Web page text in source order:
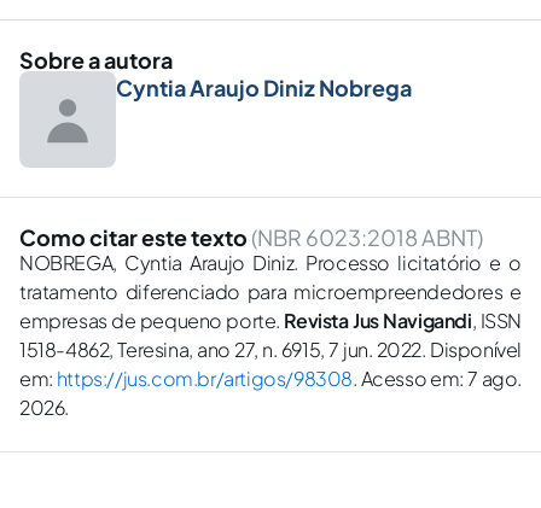
Sobre a autora
Cyntia Araujo Diniz Nobrega
Como citar este texto (NBR 6023:2018 ABNT)
NOBREGA, Cyntia Araujo Diniz. Processo licitatório e o
tratamento diferenciado para microempreendedores e
empresas de pequeno porte. Revista Jus Navigandi, ISSN
1518-4862, Teresina, ano 27, n. 6915, 7 jun. 2022. Disponível
em: https://jus.com.br/artigos/98308. Acesso em: 7 ago.
2026.